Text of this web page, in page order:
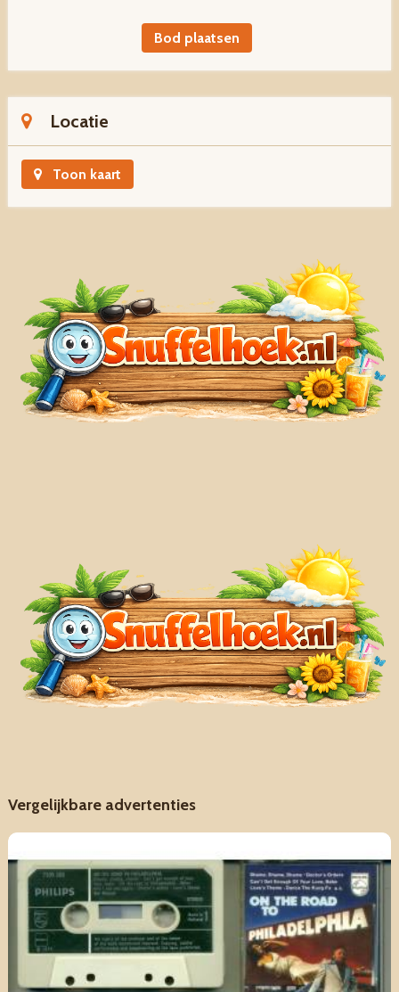
Bod plaatsen
Locatie
Toon kaart
Vergelijkbare advertenties